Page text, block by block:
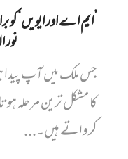
’ایم اے اور ایویں‌‘ کو
نور
جس ملک میں آپ پیدا
کا مشکل ترین مرحلہ
کرواتے ہیں۔...